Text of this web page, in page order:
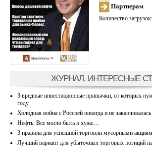
Партнерам
Количество
ЖУРНАЛ, ИНТЕРЕСНЫЕ
3 вредные инвестиционные привычки, от которых
году
Холодная война с Россией никогда и не заканчивалась
Нефть: Все могло быть и хуже…
3 правила для успешной торговли мусорными
Лучший вариант для убыточных торговых позиций